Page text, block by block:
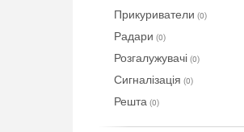
Прикуриватели (0)
Радари (0)
Розгалужувачі (0)
Сигналізація (0)
Решта (0)